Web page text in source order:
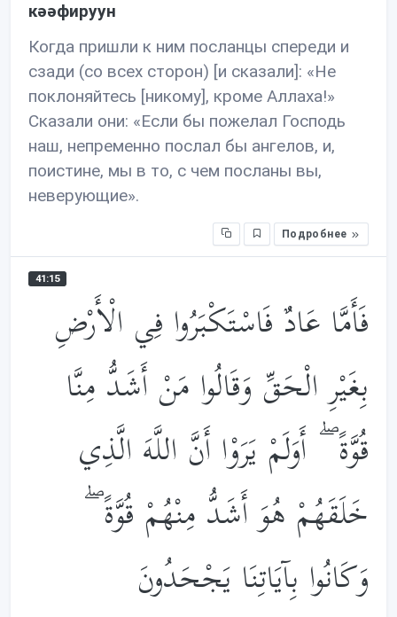
кəəфируун
Когда пришли к ним посланцы спереди и
сзади (со всех сторон) [и сказали]: «Не
поклоняйтесь [никому], кроме Аллаха!»
Сказали они: «Если бы пожелал Господь
наш, непременно послал бы ангелов, и,
поистине, мы в то, с чем посланы вы,
неверующие».
Подробнее
41:15
فَأَمَّا عَادٌ فَاسْتَكْبَرُوا فِي الْأَرْضِ
بِغَيْرِ الْحَقِّ وَقَالُوا مَنْ أَشَدُّ مِنَّا
قُوَّةً ۖ أَوَلَمْ يَرَوْا أَنَّ اللَّهَ الَّذِي
خَلَقَهُمْ هُوَ أَشَدُّ مِنْهُمْ قُوَّةً ۖ
وَكَانُوا بِآيَاتِنَا يَجْحَدُونَ